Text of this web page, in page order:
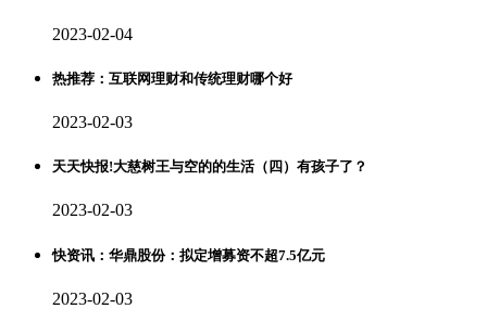
2023-02-04
热推荐：互联网理财和传统理财哪个好
2023-02-03
天天快报!大慈树王与空的的生活（四）有孩子了？
2023-02-03
快资讯：华鼎股份：拟定增募资不超7.5亿元
2023-02-03